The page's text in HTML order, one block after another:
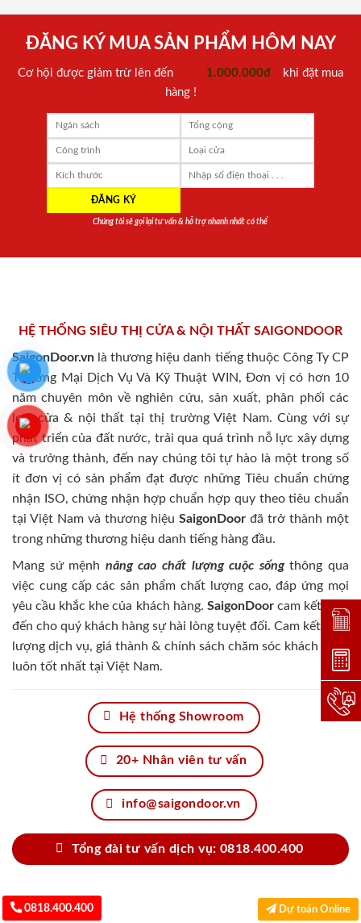
ĐĂNG KÝ MUA SẢN PHẨM HÔM NAY
Cơ hội được giảm trừ lên đến 1.000.000đ
khi đặt mua
hàng !
Chúng tôi sẽ gọi lại tư vấn & hỗ trợ nhanh nhất có thể
HỆ THỐNG SIÊU THỊ CỬA & NỘI THẤT SAIGONDOOR
SaigonDoor.vn là thương hiệu danh tiếng thuộc Công Ty CP
Thương Mại Dịch Vụ Và Kỹ Thuật WIN, Đơn vị có hơn 10
năm chuyên môn về nghiên cứu, sản xuất, phân phối các
loại cửa & nội thất tại thị trường Việt Nam. Cùng với sự
phát triển của đất nước, trải qua quá trình nỗ lực xây dựng
và trưởng thành, đến nay chúng tôi tự hào là một trong số
ít đơn vị có sản phẩm đạt được những Tiêu chuẩn chứng
nhận ISO, chứng nhận hợp chuẩn hợp quy theo tiêu chuẩn
tại Việt Nam và thương hiệu SaigonDoor đã trở thành một
trong những thương hiệu danh tiếng hàng đầu.
Mang sứ mệnh nâng cao chất lượng cuộc sốngthông qua
việc cung cấp các sản phẩm chất lượng cao, đáp ứng mọi
yêu cầu khắc khe của khách hàng. SaigonDoorcam kết đem
đến cho quý khách hàng sự hài lòng tuyệt đối. Cam kết chất
lượng dịch vụ, giá thành & chính sách chăm sóc khách hàng
luôn tốt nhất tại Việt Nam.
Hệ thống Showroom
20+ Nhân viên tư vấn
info@saigondoor.vn
Tổng đài tư vấn dịch vụ: 0818.400.400
0818.400.400 Dự toán Online
Đặt
Dự